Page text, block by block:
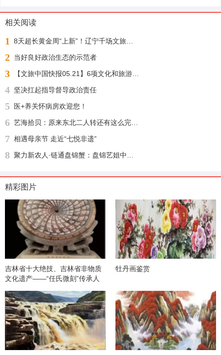
相关阅读
1 8天超长黄金周“上新”！辽宁千场文旅活动邀您“踏秋赏枫 醉游山海”
2 当好良好政治生态的示范者
3 【文旅中国快报05.21】6项文化和旅游行业标准公布；1月至4月全国铁路开行旅游列车增23%
4 坚决扛起指导督导政治责任
5 医+养关怀病房欢迎您！
6 艺海拾贝：原来东北二人转还有这么完整的文化渊源
7 相遇母亲节 走近“七悦非遗”
8 聚力新农人·链通盘锦蟹：盘锦艺姐中农河蟹供应链盛大启幕，绘就乡村振兴新图景
精彩图片
吉林省十大绝技、吉林省非物质
文化遗产——“任氏微刻”传承人
牡丹画鉴赏